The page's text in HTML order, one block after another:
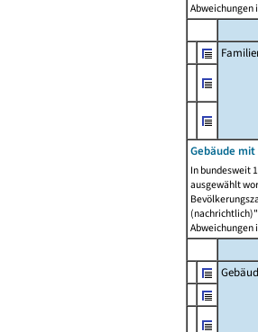
Abweichungen
Gebäude
In bundesweit
ausgewählt
Abweichungen